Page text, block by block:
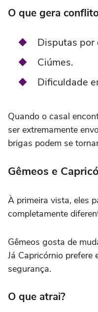
O que gera
Disputas por
Ciúmes.
Dificuldade
Quando o casal
ser extremamente
brigas podem se
Gêmeos e
À primeira vista, eles
completamente
Gêmeos gosta de
Já Capricórnio prefere
segurança.
O que atrai?